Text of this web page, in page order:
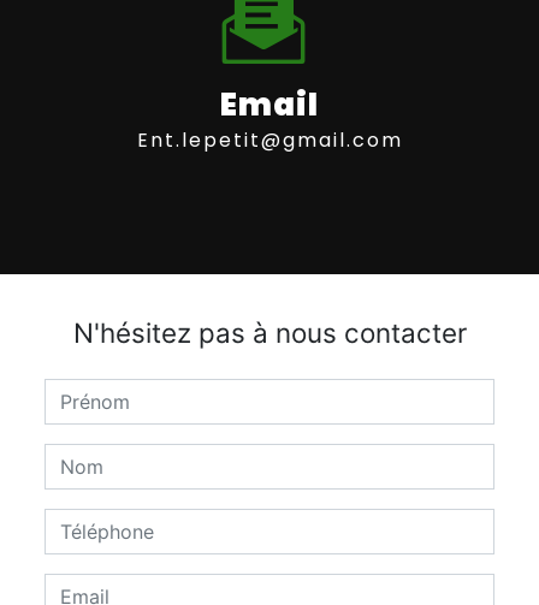
Email
ent.lepetit@gmail.com
N'hésitez pas à nous contacter